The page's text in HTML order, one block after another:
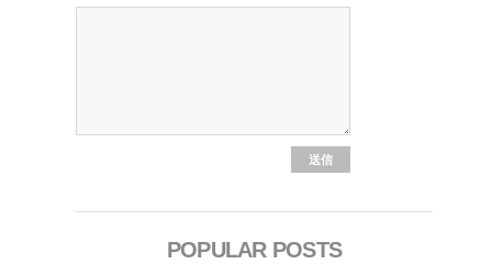
POPULAR POSTS